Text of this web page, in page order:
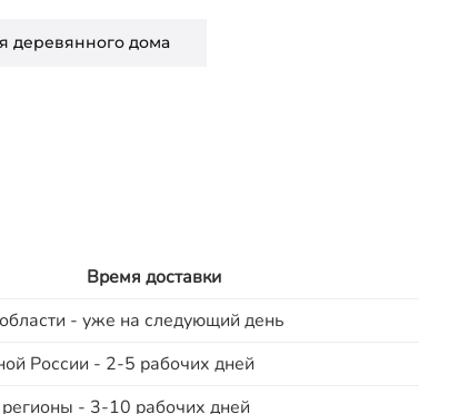
деревянного дома
Время доставки
- уже на следующий день
России - 2-5 рабочих дней
- 3-10 рабочих дней